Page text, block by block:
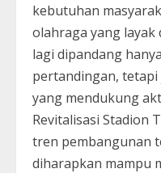
kebutuhan
olahraga yang layak
lagi dipandang
pertandingan,
yang mendukung
Revitalisasi Stadion
tren pembangunan
diharapkan mampu